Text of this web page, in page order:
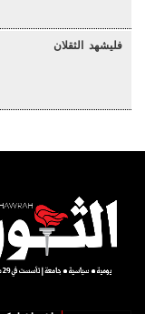
فليشهد الثقلان